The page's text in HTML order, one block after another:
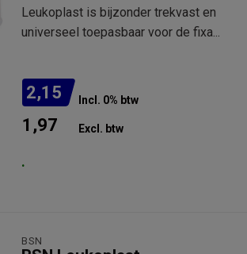
Leukoplast is bijzonder trekvast en
universeel toepasbaar voor de fixa...
2,15 Incl. 0% btw
1,97 Excl. btw
.
BSN